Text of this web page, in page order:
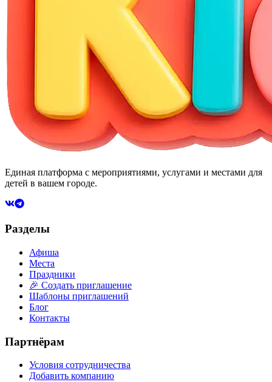
Единая платформа с мероприятиями, услугами и местами для
детей в вашем городе.
Разделы
Афиша
Места
Праздники
🎉 Создать приглашение
Шаблоны приглашений
Блог
Контакты
Партнёрам
Условия сотрудничества
Добавить компанию